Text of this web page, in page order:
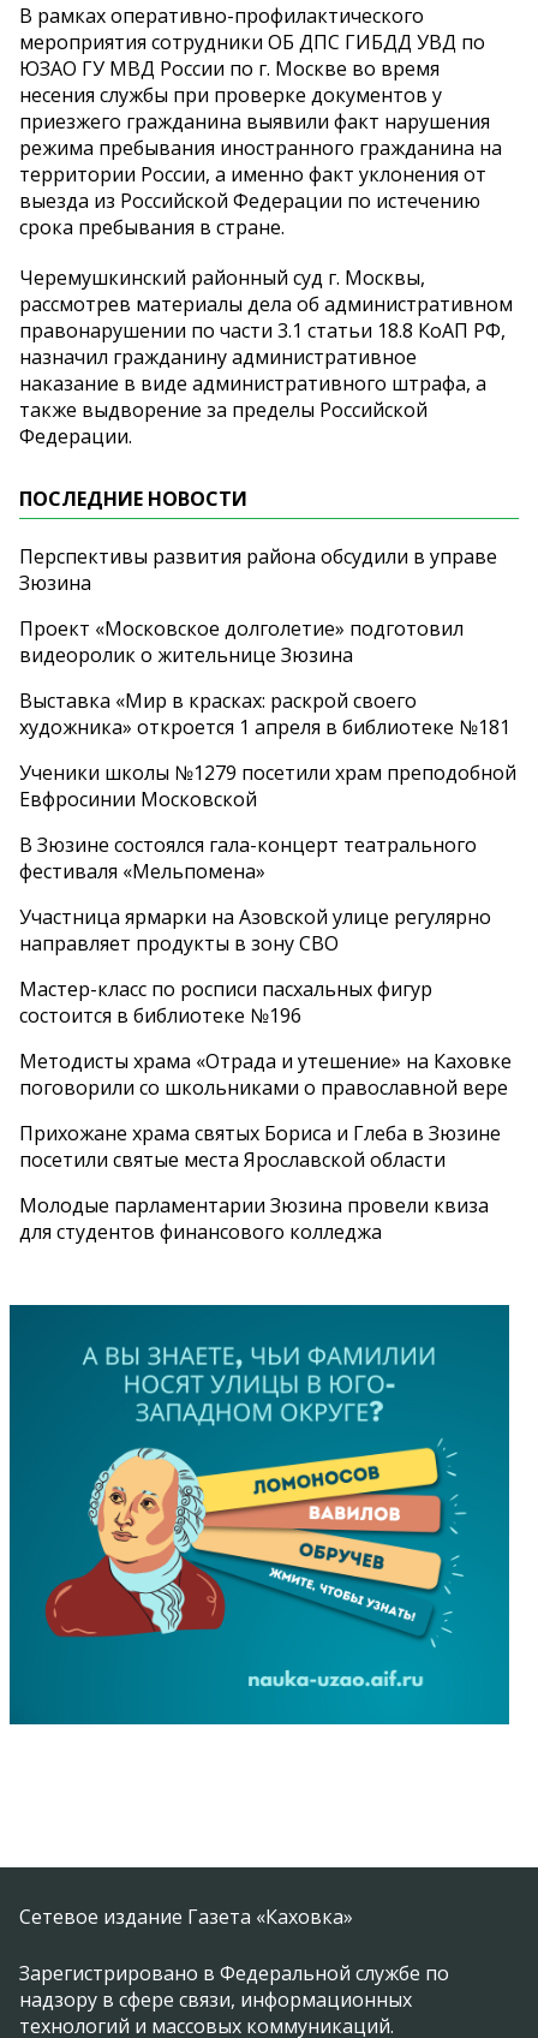
В рамках оперативно-профилактического
мероприятия сотрудники ОБ ДПС ГИБДД УВД по
ЮЗАО ГУ МВД России по г. Москве во время
несения службы при проверке документов у
приезжего гражданина выявили факт нарушения
режима пребывания иностранного гражданина на
территории России, а именно факт уклонения от
выезда из Российской Федерации по истечению
срока пребывания в стране.
Черемушкинский районный суд г. Москвы,
рассмотрев материалы дела об административном
правонарушении по части 3.1 статьи 18.8 КоАП РФ,
назначил гражданину административное
наказание в виде административного штрафа, а
также выдворение за пределы Российской
Федерации.
ПОСЛЕДНИЕ НОВОСТИ
Перспективы развития района обсудили в управе
Зюзина
Проект «Московское долголетие» подготовил
видеоролик о жительнице Зюзина
Выставка «Мир в красках: раскрой своего
художника» откроется 1 апреля в библиотеке №181
Ученики школы №1279 посетили храм преподобной
Евфросинии Московской
В Зюзине состоялся гала-концерт театрального
фестиваля «Мельпомена»
Участница ярмарки на Азовской улице регулярно
направляет продукты в зону СВО
Мастер-класс по росписи пасхальных фигур
состоится в библиотеке №196
Методисты храма «Отрада и утешение» на Каховке
поговорили со школьниками о православной вере
Прихожане храма святых Бориса и Глеба в Зюзине
посетили святые места Ярославской области
Молодые парламентарии Зюзина провели квиза
для студентов финансового колледжа
Сетевое издание Газета «Каховка»
Зарегистрировано в Федеральной службе по
надзору в сфере связи, информационных
технологий и массовых коммуникаций.